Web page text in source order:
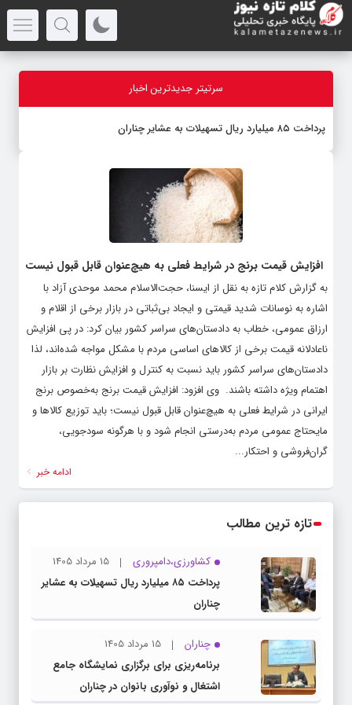
سرتیتر جدیدترین اخبار
پرداخت ۸۵ میلیارد ریال تسهیلات به عشایر چناران
افزایش قیمت برنج در شرایط فعلی به هیچ‌عنوان قابل قبول نیست
به گزارش کلام تازه به نقل از ایسنا، حجت‌الاسلام محمد موحدی آزاد با
اشاره به نوسانات شدید قیمتی و ایجاد بی‌ثباتی در بازار برخی از اقلام و
ارزاق عمومی، خطاب به دادستان‌های سراسر کشور بیان کرد: در پی افزایش
ناعادلانه قیمت برخی از کالاهای اساسی مردم با مشکل مواجه شده‌اند، لذا
دادستان‌های سراسر کشور باید نسبت به کنترل و افزایش نظارت بر بازار
اهتمام ویژه داشته باشند. ‌ وی افزود: افزایش قیمت برنج به‌خصوص برنج
ایرانی در شرایط فعلی به هیچ‌عنوان قابل قبول نیست؛ باید توزیع کالاها و
مایحتاج عمومی مردم به‌درستی انجام شود و با هرگونه سودجویی،
گران‌فروشی و احتکار...
ادامه خبر
تازه ترین مطالب
کشاورزی،دامپروری
15 مرداد 1405
پرداخت ۸۵ میلیارد ریال تسهیلات به عشایر
چناران
چناران
15 مرداد 1405
برنامه‌ریزی برای برگزاری نمایشگاه جامع
اشتغال و نوآوری بانوان در چناران